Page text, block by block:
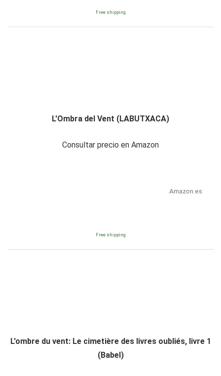
Free shipping
L'Ombra del Vent (LABUTXACA)
Consultar precio en Amazon
Amazon.es
Free shipping
L'ombre du vent: Le cimetière des livres oubliés, livre 1
(Babel)